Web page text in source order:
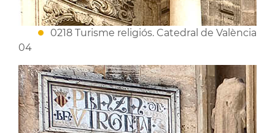
0218 Turisme religiós. Catedral de València
04